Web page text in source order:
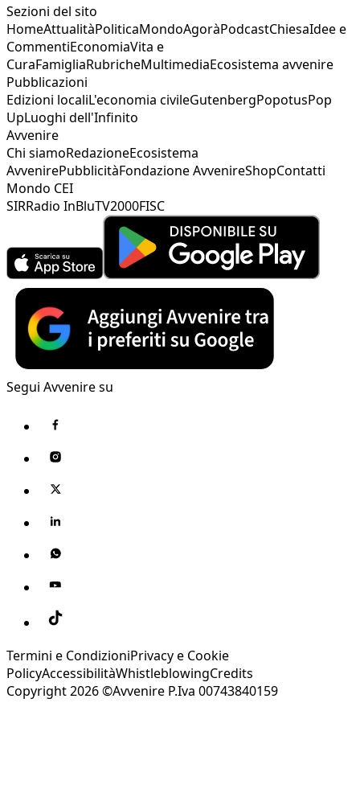
Sezioni del sito
HomeAttualitàPoliticaMondoAgoràPodcastChiesaIdee e
CommentiEconomiaVita e
CuraFamigliaRubricheMultimediaEcosistema avvenire
Pubblicazioni
Edizioni localiL'economia civileGutenbergPopotusPop
UpLuoghi dell'Infinito
Avvenire
Chi siamoRedazioneEcosistema
AvvenirePubblicitàFondazione AvvenireShopContatti
Mondo CEI
SIRRadio InBluTV2000FISC
Segui Avvenire su
Termini e CondizioniPrivacy e Cookie
PolicyAccessibilitàWhistleblowingCredits
Copyright 2026 ©Avvenire P.Iva 00743840159